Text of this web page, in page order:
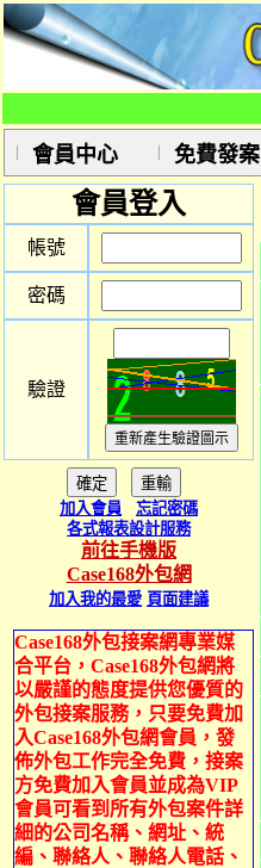
會員中心 免費發案
會員登入
帳號
密碼
驗證
加入會員
忘記密碼
各式報表設計服務
前往手機版
Case168外包網
加入我的最愛 頁面建議
Case168外包接案網專業媒
合平台，Case168外包網將
以嚴謹的態度提供您優質的
外包接案服務，只要免費加
入Case168外包網會員，發
佈外包工作完全免費，接案
方免費加入會員並成為VIP
會員可看到所有外包案件詳
細的公司名稱、網址、統
編、聯絡人、聯絡人電話、